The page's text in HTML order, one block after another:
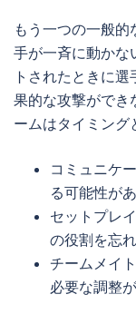
もう一つの一般
手が一斉に動かな
トされたときに
果的な攻撃ができ
ームはタイミング
コミュニケ
る可能性が
セットプレ
の役割を忘
チームメイ
必要な調整